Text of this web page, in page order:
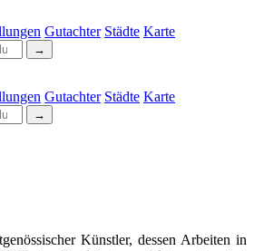
Gutachter Städte Karte
→
Gutachter Städte Karte
→
Künstler, dessen Arbeiten in